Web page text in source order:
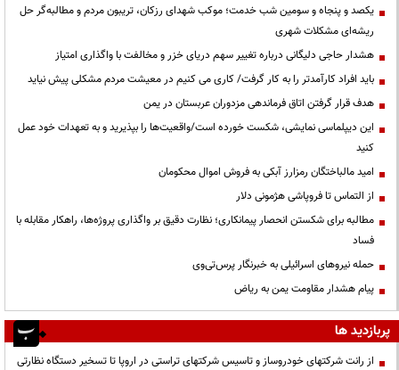
یکصد و پنجاه و سومین شب خدمت؛ موکب شهدای رزکان، تریبون مردم و مطالبه‌گر حل
ریشه‌ای مشکلات شهری
هشدار حاجی دلیگانی درباره تغییر سهم دریای خزر و مخالفت با واگذاری امتیاز
باید افراد کارآمدتر را به کار گرفت/ کاری می کنیم در معیشت مردم مشکلی پیش نیاید
هدف قرار گرفتن اتاق‌ فرماندهی مزدوران عربستان در یمن
این دیپلماسی نمایشی، شکست خورده است/واقعیت‌ها را بپذیرید و به تعهدات خود عمل
کنید
امید مالباختگان رمزارز آبکی به فروش اموال محکومان
از التماس تا فروپاشی هژمونی دلار
مطالبه برای شکستن انحصار پیمانکاری؛ نظارت دقیق بر واگذاری پروژه‌ها، راهکار مقابله با
فساد
حمله نیروهای اسرائیلی به خبرنگار پرس‌تی‌وی
پیام هشدار مقاومت یمن به ریاض
پربازدید ها
از رانت‌ شرکتهای خودروساز و تاسیس شرکتهای تراستی در اروپا تا تسخیر دستگاه نظارتی